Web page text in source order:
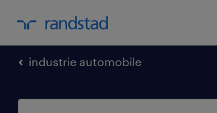
industrie automobile